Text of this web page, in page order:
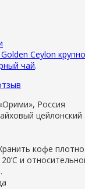
Ceylon
чай.
Россия
цейлонский .
кофе
и